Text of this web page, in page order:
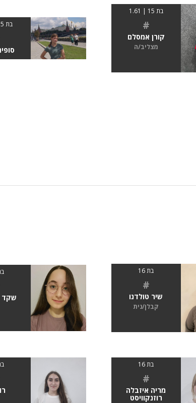
בת 15 | 1.61
#
קורן אמסלם
מצליב/ה
בת 15 | 175
בת 16
#
שיר טולדנו
קבלן/נית
שקד
בת 16
#
מריה איזבלה
רוזנקוויסט